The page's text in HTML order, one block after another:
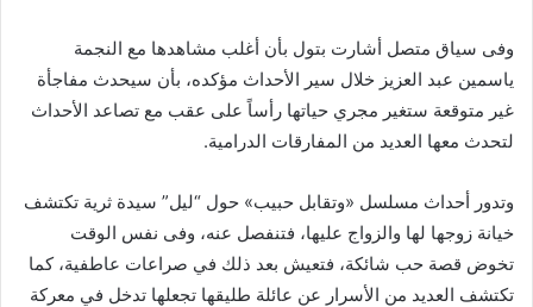
وفى سياق متصل أشارت بتول بأن أغلب مشاهدها مع النجمة
ياسمين عبد العزيز خلال سير الأحداث مؤكده، بأن سيحدث مفاجأة
غير متوقعة ستغير مجري حياتها رأساً على عقب مع تصاعد الأحداث
لتحدث معها العديد من المفارقات الدرامية.
وتدور أحداث مسلسل «وتقابل حبيب» حول “ليل” سيدة ثرية تكتشف
خيانة زوجها لها والزواج عليها، فتنفصل عنه، وفى نفس الوقت
تخوض قصة حب شائكة، فتعيش بعد ذلك في صراعات عاطفية، كما
تكتشف العديد من الأسرار عن عائلة طليقها تجعلها تدخل في معركة